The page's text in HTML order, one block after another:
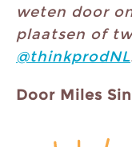
weten door
plaatsen of
@thinkprodNL
Door Miles